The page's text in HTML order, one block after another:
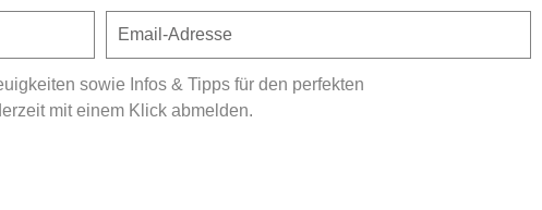
sowie Infos & Tipps für den perfekten
mit einem Klick abmelden.